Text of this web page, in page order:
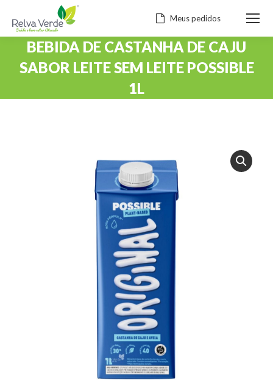
Meus pedidos
BEBIDA DE CASTANHA DE CAJU
SABOR LEITE SEM LEITE POSSIBLE
1L